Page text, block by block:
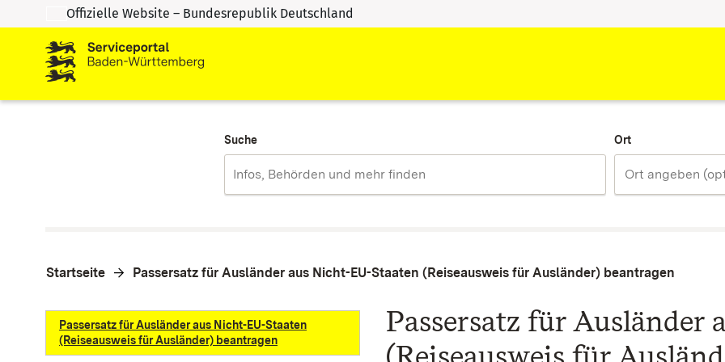
Zum Inhalt springen
Zur Suche springen
Offizielle Website – Bundesrepublik Deutschland
Suche Ort
Startseite Passersatz für Ausländer aus Nicht-EU-Staaten (Reiseausweis für Ausländer) beantragen
Passersatz für Ausländer aus Nicht-EU-Staaten
(Reiseausweis für Ausländer) beantragen
Passersatz für Ausländer